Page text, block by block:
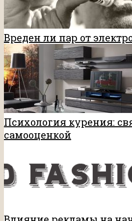
Вреден ли пар от
Психология курения:
самооценкой